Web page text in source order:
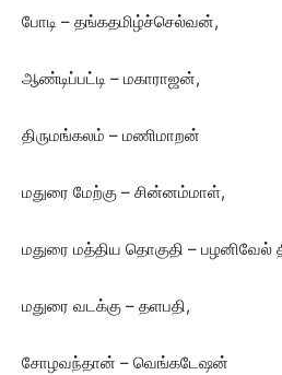
போடி – தங்கதமிழ்ச்செல்வன்,
ஆண்டிப்பட்டி – மகாராஜன்,
திருமங்கலம் – மணிமாறன்
மதுரை மேற்கு – சின்னம்மாள்,
மதுரை மத்திய தொகுதி – பழனிவேல்
மதுரை வடக்கு – தளபதி,
சோழவந்தான் – வெங்கடேஷன்